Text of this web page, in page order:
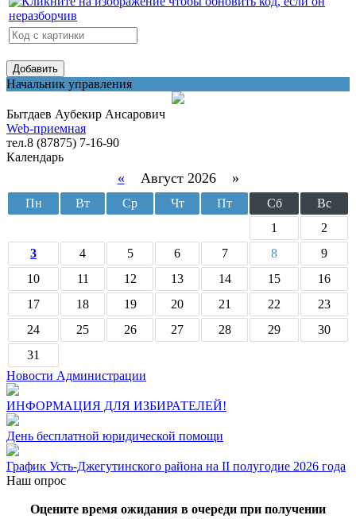
Начальник управления
Бытдаев Аубекир Ансарович
Web-приемная
тел.8 (87875) 7-16-90
Календарь
« Август 2026 »
Пн Вт Ср Чт Пт Сб
Вс
1
2
3
4 5 6 7 8
9
10
11 12 13 14 15
16
17
18 19 20 21 22
23
24
25 26 27 28 29
30
31
Новости Администрации
ИНФОРМАЦИЯ ДЛЯ ИЗБИРАТЕЛЕЙ!
День бесплатной юридической помощи
График Усть-Джегутинского района на II полугодие 2026 года
Наш опрос
Оцените время ожидания в очереди при получении